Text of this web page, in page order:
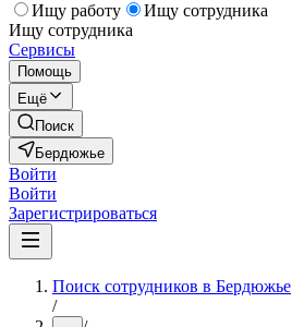
Ищу работу
Ищу сотрудника
Ищу сотрудника
Сервисы
Помощь
Ещё
Поиск
Бердюжье
Войти
Войти
Зарегистрироваться
Поиск сотрудников в Бердюжье
/